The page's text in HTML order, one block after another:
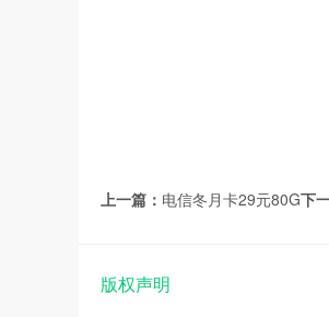
上一篇： 电信冬月卡29元80G下
版权声明